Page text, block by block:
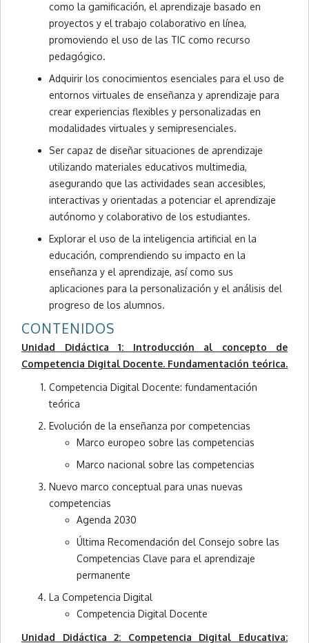
como la gamificación, el aprendizaje basado en
proyectos y el trabajo colaborativo en línea,
promoviendo el uso de las TIC como recurso
pedagógico.
Adquirir los conocimientos esenciales para el uso de
entornos virtuales de enseñanza y aprendizaje para
crear experiencias flexibles y personalizadas en
modalidades virtuales y semipresenciales.
Ser capaz de diseñar situaciones de aprendizaje
utilizando materiales educativos multimedia,
asegurando que las actividades sean accesibles,
interactivas y orientadas a potenciar el aprendizaje
autónomo y colaborativo de los estudiantes.
Explorar el uso de la inteligencia artificial en la
educación, comprendiendo su impacto en la
enseñanza y el aprendizaje, así como sus
aplicaciones para la personalización y el análisis del
progreso de los alumnos.
CONTENIDOS
Unidad Didáctica 1: Introducción al concepto de
Competencia Digital Docente. Fundamentación teórica.
Competencia Digital Docente: fundamentación
teórica
Evolución de la enseñanza por competencias
Marco europeo sobre las competencias
Marco nacional sobre las competencias
Nuevo marco conceptual para unas nuevas
competencias
Agenda 2030
Última Recomendación del Consejo sobre las
Competencias Clave para el aprendizaje
permanente
La Competencia Digital
Competencia Digital Docente
Unidad Didáctica 2: Competencia Digital Educativa: